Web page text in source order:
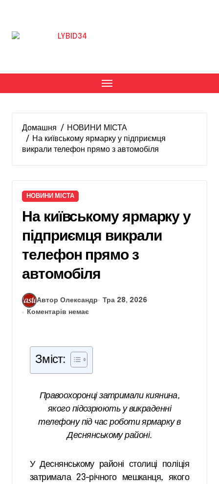
Домашня
НОВИНИ МІСТА
На київському ярмарку у підприємця
викрали телефон прямо з автомобіля
НОВИНИ МІСТА
На київському ярмарку у
підприємця викрали
телефон прямо з
автомобіля
Автор Олександр
Тра 28, 2026
Коментарів немає
Зміст:
Правоохоронці затримали киянина,
якого підозрюють у викраденні
телефону під час роботи ярмарку в
Деснянському районі.
У Деснянському районі столиці поліція
затримала 23-річного мешканця, якого